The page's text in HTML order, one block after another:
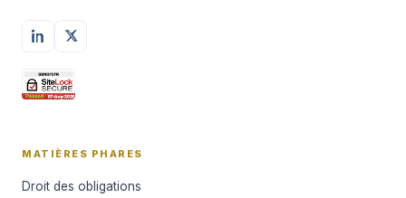
MATIÈRES PHARES
Droit des obligations